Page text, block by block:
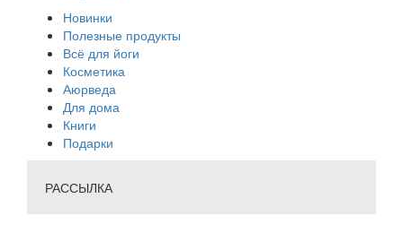
Новинки
Полезные продукты
Всё для йоги
Косметика
Аюрведа
Для дома
Книги
Подарки
РАССЫЛКА